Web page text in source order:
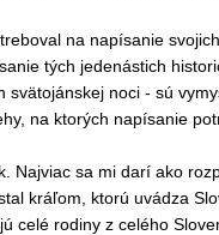
na napísanie
tých jedenástich
svätojánskej noci - sú
na ktorých napísanie
Najviac sa mi darí ako
kráľom, ktorú uvádza
celé rodiny z celého